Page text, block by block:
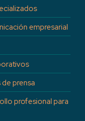
empresarial
prensa
profesional para